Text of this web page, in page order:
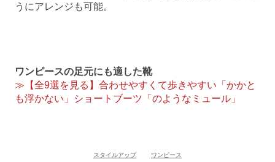
うにアレンジも可能。
ワンピースの足元にも適した靴
≫【全9選を見る】合わせやすくて歩きやすい「かかと
も浮かない」ショートブーツ「のようなミュール」
スタイルアップ ワンピース